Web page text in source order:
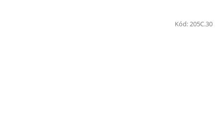
Kód:205C.30